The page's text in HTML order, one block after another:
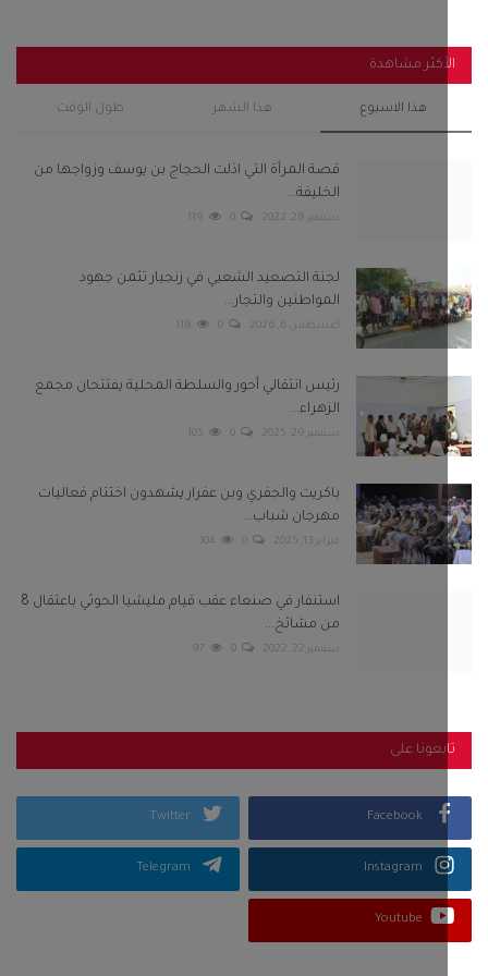
مشاهدة
هذا الاسبوع هذا الشهر طول الوقت
قصة المرأة التي اذلت الحجاج بن يوسف وزواجها من
الخليفة...
0
119
لجنة التصعيد الشعبي في زنجبار تثمن جهود
المواطنين والتجار...
أغسطس 6, 2026 0
118
رئيس انتقالي أحور والسلطة المحلية يفتتحان مجمع
الزهراء...
سبتمبر 29, 2025 0
105
باكريت والجفري وبن عفرار يشهدون اختتام فعاليات
مهرجان شباب...
فبراير 13, 2025 0
104
استنفار في صنعاء عقب قيام مليشيا الحوثي باعتقال 8
من مشائخ...
0
97
على
Facebook
Twitter
Instagram
Telegram
Youtube